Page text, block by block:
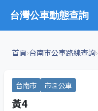
台灣公車動態查詢
首頁›台南市公車路線查詢›
台南市 市區公車
黃4